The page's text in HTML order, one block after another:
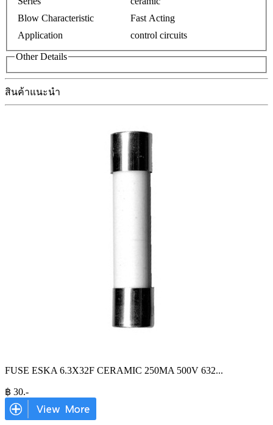
Blow Characteristic
Fast Acting
Application
control circuits
Other Details
สินค้าแนะนำ
FUSE ESKA 6.3X32F CERAMIC 250MA 500V 632...
฿ 30.-